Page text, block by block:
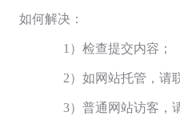
如何解决：
1）检查提交内容；
2）如网站托管，请
3）普通网站访客，